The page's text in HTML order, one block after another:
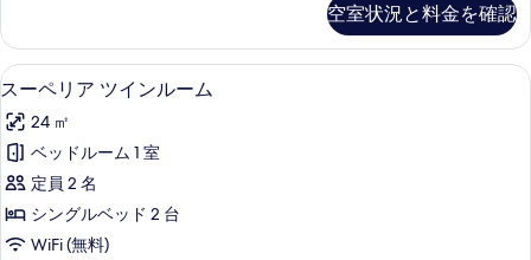
示
す
る
ン
グ
ル
ベ
ッ
ド
1
台
ア
ル
ー
シ
ン
ル
ベ
ッ
ド
空室状況と料金を確認
ス
ー
ペ
リ
ア
ツ
1 室のベッドルーム、高級寝具、羽
5
スーペリア ツインルーム
24 ㎡
ベッドルーム 1 室
定員 2 名
シングルベッド 2 台
WiFi (無料)